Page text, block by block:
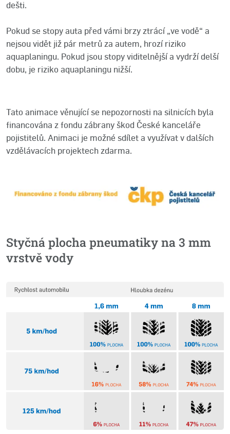
dešti.
Pokud se stopy auta před vámi brzy ztrácí „ve vodě“ a
nejsou vidět již pár metrů za autem, hrozí riziko
aquaplaningu. Pokud jsou stopy viditelnější a vydrží delší
dobu, je riziko aquaplaningu nižší.
Tato animace věnující se nepozornosti na silnicích byla
financována z fondu zábrany škod České kanceláře
pojistitelů. Animaci je možné sdílet a využívat v dalších
vzdělávacích projektech zdarma.
Styčná plocha pneumatiky na 3 mm
vrstvě vody